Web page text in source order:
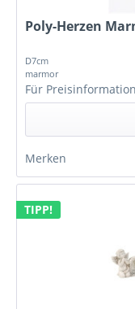
Poly-Herzen
D7cm
marmor
Für
Merken
TIPP!